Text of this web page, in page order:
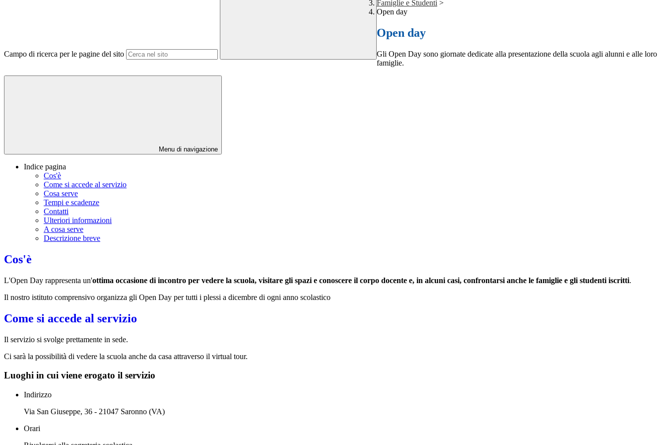
Campo di ricerca per le pagine del sito
Famiglie e Studenti >
Open day
Open day
Gli Open Day sono giornate dedicate alla presentazione della scuola agli alunni e alle loro
famiglie.
Menu di navigazione
Indice pagina
Cos'è
Come si accede al servizio
Cosa serve
Tempi e scadenze
Contatti
Ulteriori informazioni
A cosa serve
Descrizione breve
Cos'è
L'Open Day rappresenta un'ottima occasione di incontro per vedere la scuola, visitare gli spazi e conoscere il corpo docente e, in alcuni casi, confrontarsi anche le famiglie e gli studenti iscritti.
Il nostro istituto comprensivo organizza gli Open Day per tutti i plessi a dicembre di ogni anno scolastico
Come si accede al servizio
Il servizio si svolge prettamente in sede.
Ci sarà la possibilità di vedere la scuola anche da casa attraverso il virtual tour.
Luoghi in cui viene erogato il servizio
Indirizzo
Via San Giuseppe, 36 - 21047 Saronno (VA)
Orari